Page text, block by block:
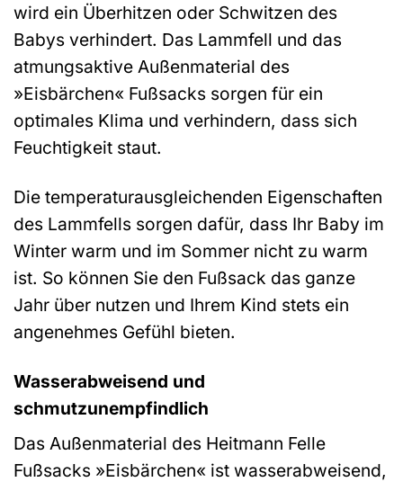
wird ein Überhitzen oder Schwitzen des
Babys verhindert. Das Lammfell und das
atmungsaktive Außenmaterial des
»Eisbärchen« Fußsacks sorgen für ein
optimales Klima und verhindern, dass sich
Feuchtigkeit staut.
Die temperaturausgleichenden Eigenschaften
des Lammfells sorgen dafür, dass Ihr Baby im
Winter warm und im Sommer nicht zu warm
ist. So können Sie den Fußsack das ganze
Jahr über nutzen und Ihrem Kind stets ein
angenehmes Gefühl bieten.
Wasserabweisend und
schmutzunempfindlich
Das Außenmaterial des Heitmann Felle
Fußsacks »Eisbärchen« ist wasserabweisend,